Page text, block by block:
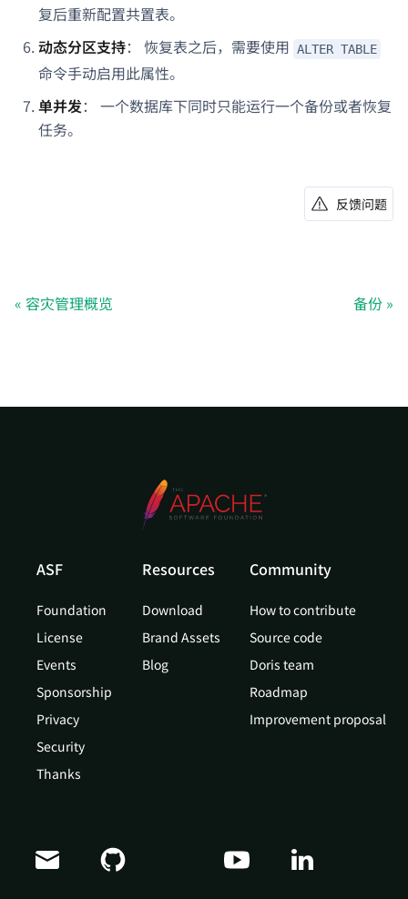
复后重新配置共置表。
动态分区支持： 恢复表之后，需要使用 ALTER TABLE
命令手动启用此属性。
单并发： 一个数据库下同时只能运行一个备份或者恢复
任务。
反馈问题
容灾管理概览 备份
ASF
Foundation
License
Events
Sponsorship
Privacy
Security
Thanks
Resources
Download
Brand Assets
Blog
Community
How to contribute
Source code
Doris team
Roadmap
Improvement proposal